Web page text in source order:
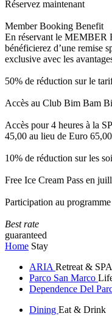
Réservez maintenant
Member Booking Benefit
En réservant le MEMBER
bénéficierez d’une remise
exclusive avec les
50% de réduction sur le
Accès au Club Bim Bam
Accès pour 4 heures à la
45,00 au lieu de Euro
10% de réduction sur les
Free Ice Cream Pass en
Participation au
Best rate
guaranteed
Home Stay
ARIA Retreat & SPA
Parco San Marco
Dependence Del
Dining Eat & Drink